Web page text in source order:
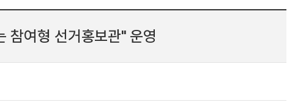
참여형 선거홍보관" 운영